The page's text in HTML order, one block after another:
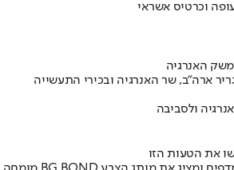
משק האנרגיה
ארה"ב, שר האנרגיה ובכירי התעשייה
ולסביבה
את הטעות הזו